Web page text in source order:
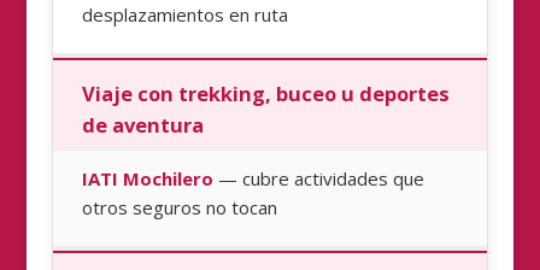
desplazamientos en ruta
Viaje con trekking, buceo u deportes
de aventura
IATI Mochilero — cubre actividades que
otros seguros no tocan